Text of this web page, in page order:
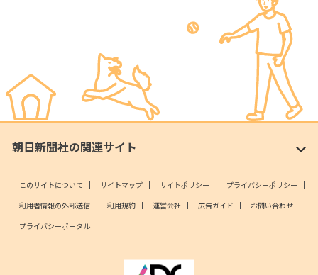
朝日新聞社の関連サイト
このサイトについて サイトマップ サイトポリシー
プライバシーポリシー
利用者情報の外部送信
利用規約 運営会社 広告ガイド
お問い合わせ
プライバシーポータル